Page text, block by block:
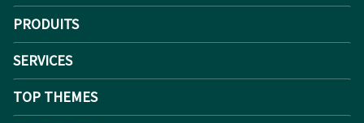
PRODUITS
SERVICES
TOP THEMES